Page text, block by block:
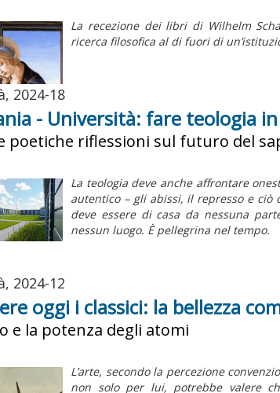
La recezione dei libri di Wilhelm
ricerca filosofica al di fuori di
2024-18
- Università: fare teologia
poetiche riflessioni sul futuro del
La teologia deve anche affrontare
autentico – gli abissi, il represso e ciò
deve essere di casa da nessuna
nessun luogo. È pellegrina nel tempo.
2024-12
oggi i classici: la bellezza
e la potenza degli atomi
L’arte, secondo la percezione
non solo per lui, potrebbe valere